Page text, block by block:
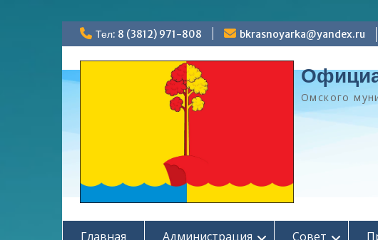
Перейти
к
содержимому
Тел: 8 (3812) 971-808 bkrasnoyarka@yandex.ru
Омского
Главная Администрация Совет